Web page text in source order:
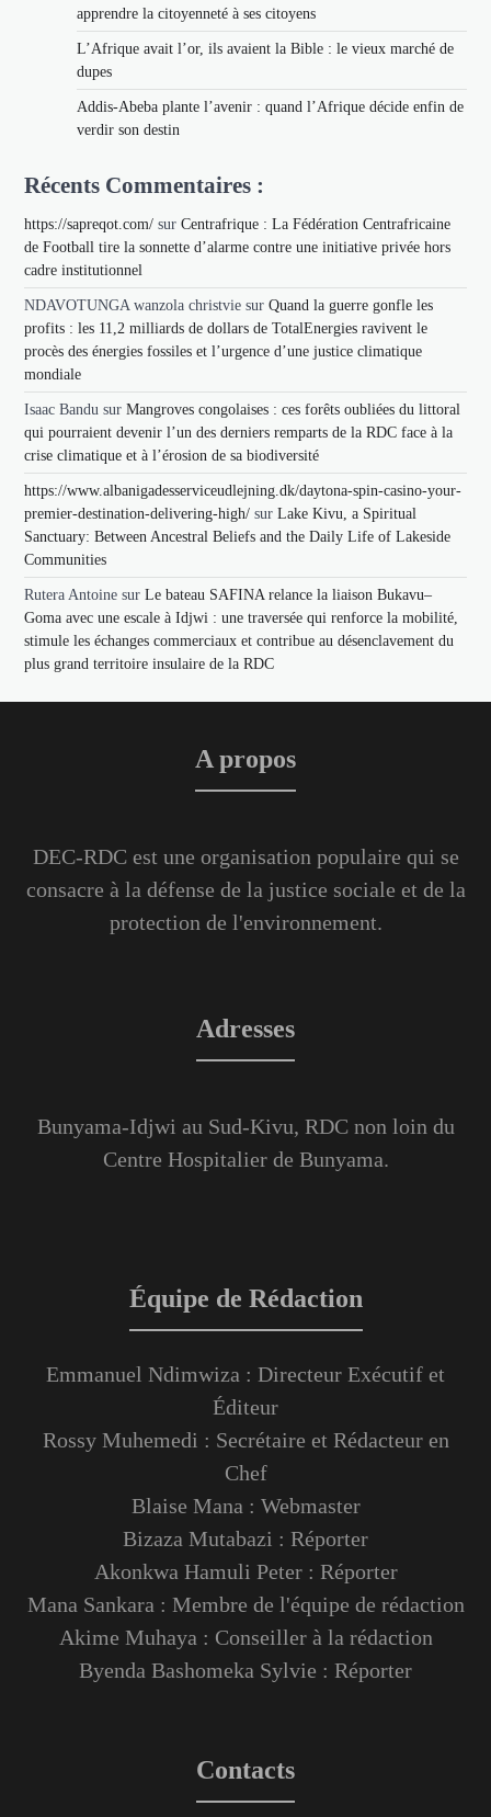
apprendre la citoyenneté à ses citoyens
L’Afrique avait l’or, ils avaient la Bible : le vieux marché de
dupes
Addis-Abeba plante l’avenir : quand l’Afrique décide enfin de
verdir son destin
Récents Commentaires :
https://sapreqot.com/ surCentrafrique : La Fédération Centrafricaine
de Football tire la sonnette d’alarme contre une initiative privée hors
cadre institutionnel
NDAVOTUNGA wanzola christvie surQuand la guerre gonfle les
profits : les 11,2 milliards de dollars de TotalEnergies ravivent le
procès des énergies fossiles et l’urgence d’une justice climatique
mondiale
Isaac Bandu surMangroves congolaises : ces forêts oubliées du littoral
qui pourraient devenir l’un des derniers remparts de la RDC face à la
crise climatique et à l’érosion de sa biodiversité
https://www.albanigadesserviceudlejning.dk/daytona-spin-casino-your-
premier-destination-delivering-high/ surLake Kivu, a Spiritual
Sanctuary: Between Ancestral Beliefs and the Daily Life of Lakeside
Communities
Rutera Antoine surLe bateau SAFINA relance la liaison Bukavu–
Goma avec une escale à Idjwi : une traversée qui renforce la mobilité,
stimule les échanges commerciaux et contribue au désenclavement du
plus grand territoire insulaire de la RDC
A propos
DEC-RDC est une organisation populaire qui se
consacre à la défense de la justice sociale et de la
protection de l'environnement.
Adresses
Bunyama-Idjwi au Sud-Kivu, RDC non loin du
Centre Hospitalier de Bunyama.
Équipe de Rédaction
Emmanuel Ndimwiza : Directeur Exécutif et
Éditeur
Rossy Muhemedi : Secrétaire et Rédacteur en
Chef
Blaise Mana : Webmaster
Bizaza Mutabazi : Réporter
Akonkwa Hamuli Peter : Réporter
Mana Sankara : Membre de l'équipe de rédaction
Akime Muhaya : Conseiller à la rédaction
Byenda Bashomeka Sylvie : Réporter
Contacts